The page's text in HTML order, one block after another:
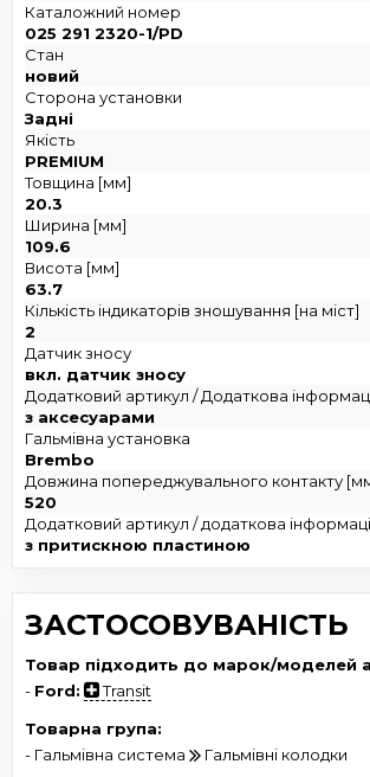
Каталожний номер
025 291 2320-1/PD
Стан
новий
Сторона установки
Задні
Якість
PREMIUM
Товщина [мм]
20.3
Ширина [мм]
109.6
Висота [мм]
63.7
Кількість індикаторів зношування [на міст]
2
Датчик зносу
вкл. датчик зносу
Додатковий артикул / Додаткова
з аксесуарами
Гальмівна установка
Brembo
Довжина попереджувального контакту
520
Додатковий артикул / додаткова
з притискною пластиною
ЗАСТОСОВУВАНІСТЬ
Товар підходить до марок/моделей
- Ford:
Transit
Товарна група:
- Гальмівна система
Гальмівні колодки